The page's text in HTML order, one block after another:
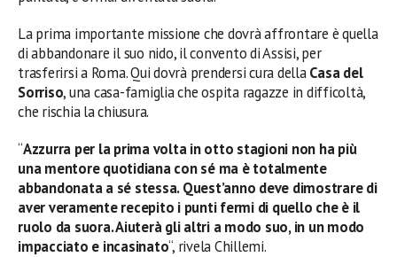
La prima importante missione che dovrà affrontare è quella
di abbandonare il suo nido, il convento di Assisi, per
trasferirsi a Roma. Qui dovrà prendersi cura dellaCasa del
Sorriso, una casa-famiglia che ospita ragazze in difficoltà,
che rischia la chiusura.
“Azzurra per la prima volta in otto stagioni non ha più
una mentore quotidiana con sé ma è totalmente
abbandonata a sé stessa. Quest’anno deve dimostrare di
aver veramente recepito i punti fermi di quello che è il
ruolo da suora. Aiuterà gli altri a modo suo, in un modo
impacciato e incasinato“, rivela Chillemi.